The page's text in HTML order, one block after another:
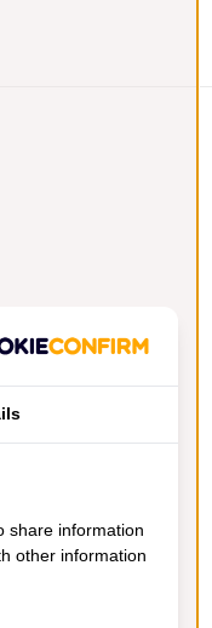
share information
other information